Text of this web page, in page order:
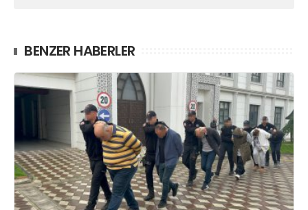
BENZER HABERLER